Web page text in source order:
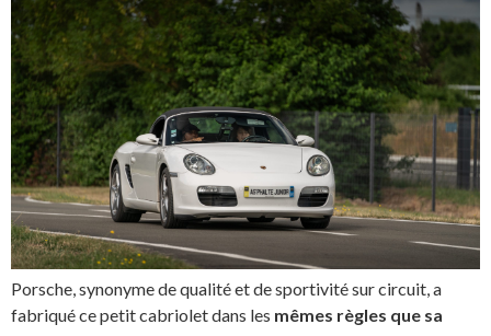
Porsche, synonyme de qualité et de sportivité sur circuit, a
fabriqué ce petit cabriolet dans les mêmes règles que sa